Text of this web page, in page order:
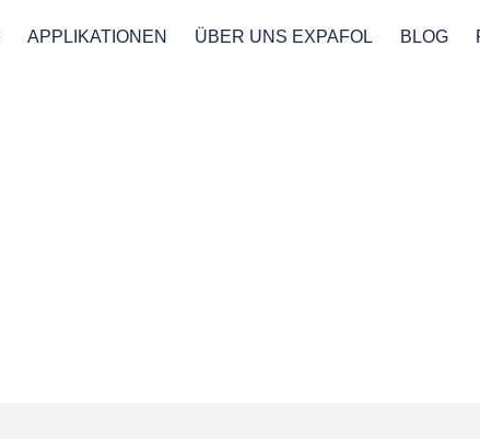
APPLIKATIONEN ÜBER UNS EXPAFOL BLOG